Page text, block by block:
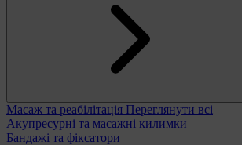
Масаж та реабілітація Переглянути всі
Акупресурні та масажні килимки
Бандажі та фіксатори